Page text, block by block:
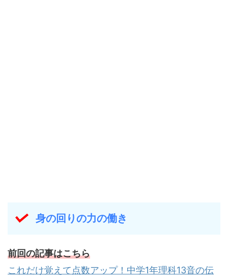
身の回りの力の働き
前回の記事はこちら
これだけ覚えて点数アップ！中学1年理科13音の伝